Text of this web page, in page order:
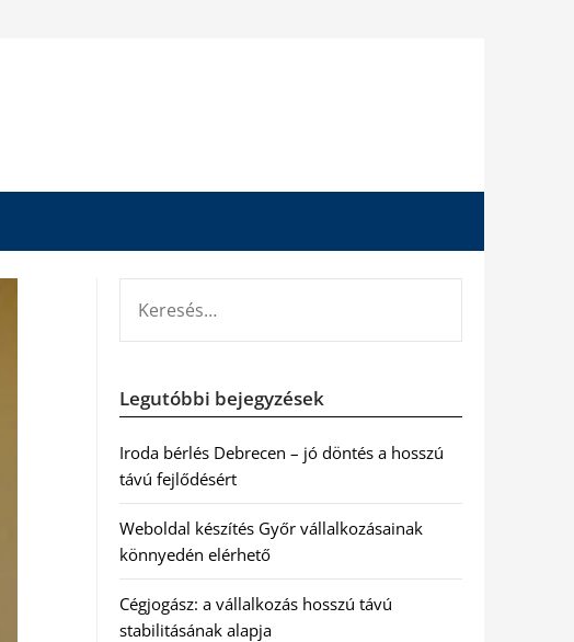
Legutóbbi bejegyzések
Iroda bérlés Debrecen – jó döntés a hosszú
távú fejlődésért
Weboldal készítés Győr vállalkozásainak
könnyedén elérhető
Cégjogász: a vállalkozás hosszú távú
stabilitásának alapja